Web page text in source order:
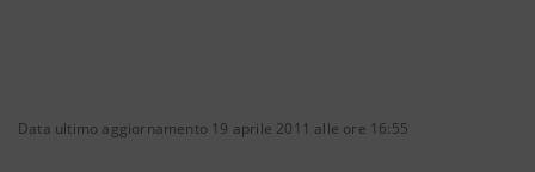
Data ultimo aggiornamento 19 aprile 2011 alle ore 16:55